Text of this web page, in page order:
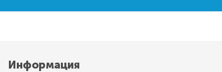
Информация